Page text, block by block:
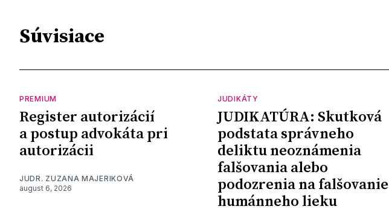
Súvisiace
PREMIUM
Register autorizácií
a postup advokáta pri
autorizácii
JUDR. ZUZANA MAJERIKOVÁ
august 6, 2026
JUDIKÁTY
JUDIKATÚRA: Skutková
podstata správneho
deliktu neoznámenia
falšovania alebo
podozrenia na falšovanie
humánneho lieku